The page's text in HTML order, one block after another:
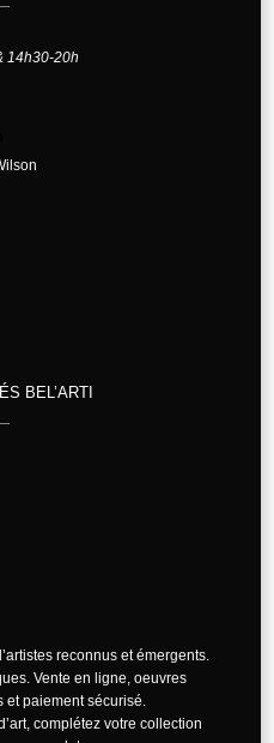
14h30-20h
BEL’ARTI
reconnus et émergents.
Vente en ligne, oeuvres
et paiement sécurisé.
complétez votre collection